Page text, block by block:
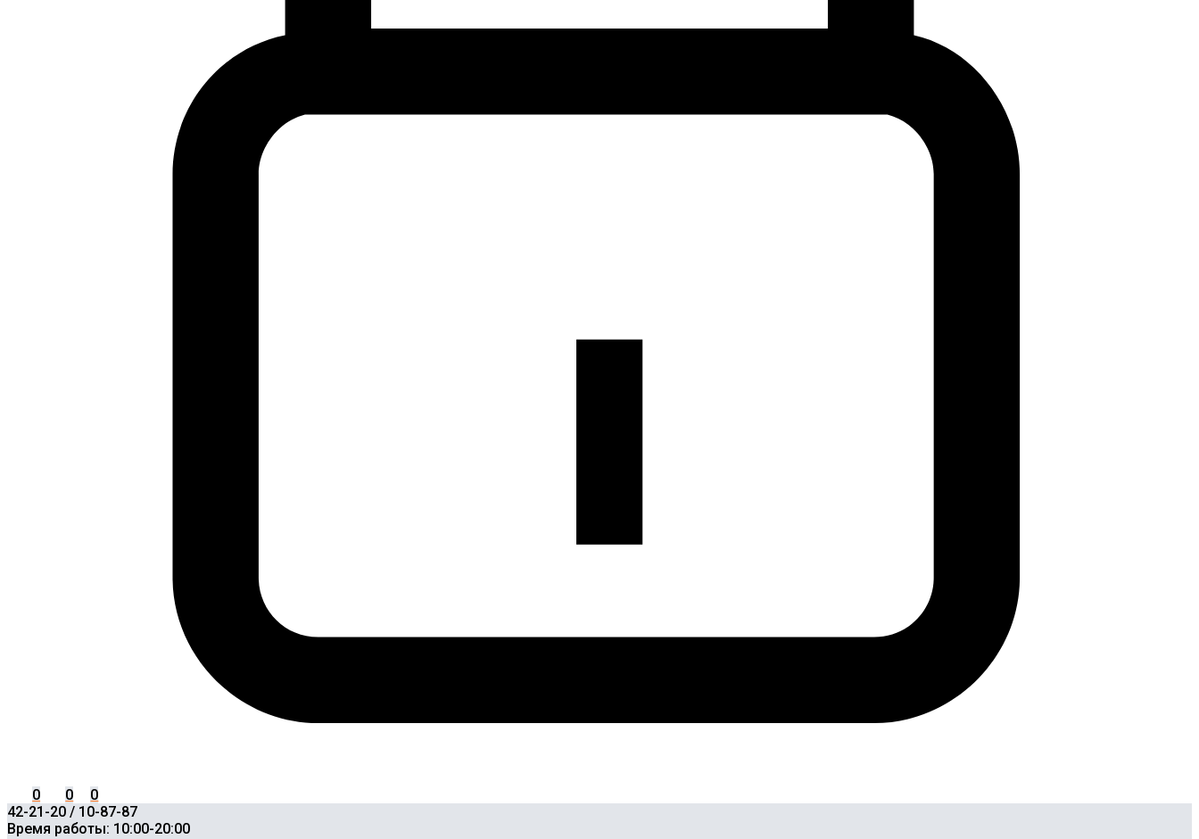
0 0
0
42-21-20 / 10-87-87
Время работы: 10:00-20:00